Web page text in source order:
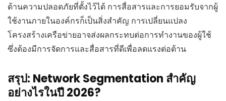
ด้านความปลอดภัยที่ตั้งไว้ได้ การสื่อสารและการยอมรับจากผู้
ใช้งานภายในองค์กรก็เป็นสิ่งสำคัญ การเปลี่ยนแปลง
โครงสร้างเครือข่ายอาจส่งผลกระทบต่อการทำงานของผู้ใช้
ซึ่งต้องมีการจัดการและสื่อสารที่ดีเพื่อลดแรงต่อต้าน
สรุป: Network Segmentation สำคัญ
อย่างไรในปี 2026?